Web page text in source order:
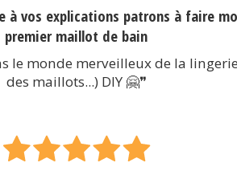
à vos explications patrons à faire
premier maillot de bain
le monde merveilleux de la
des maillots...) DIY 🤗❞